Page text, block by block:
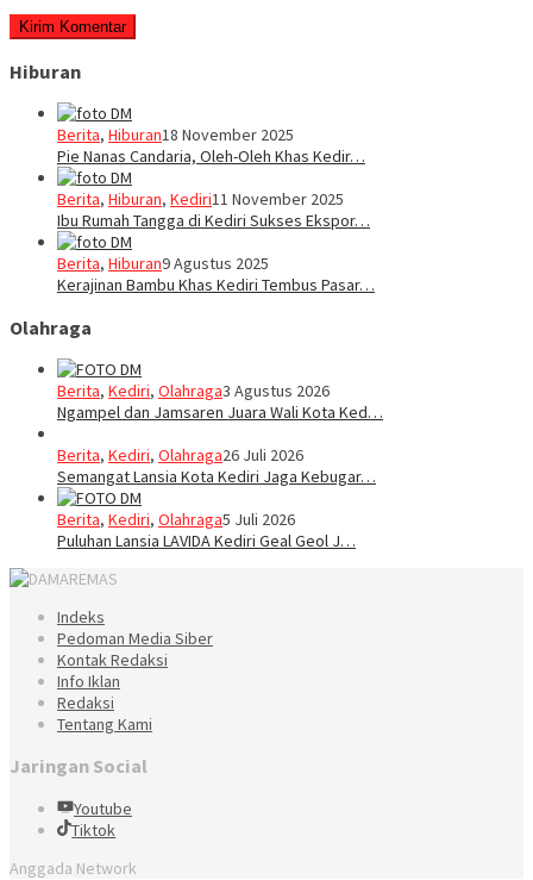
Hiburan
Berita, Hiburan18 November 2025
Pie Nanas Candaria, Oleh-Oleh Khas Kedir…
Berita, Hiburan, Kediri11 November 2025
Ibu Rumah Tangga di Kediri Sukses Ekspor…
Berita, Hiburan9 Agustus 2025
Kerajinan Bambu Khas Kediri Tembus Pasar…
Olahraga
Berita, Kediri, Olahraga3 Agustus 2026
Ngampel dan Jamsaren Juara Wali Kota Ked…
Berita, Kediri, Olahraga26 Juli 2026
Semangat Lansia Kota Kediri Jaga Kebugar…
Berita, Kediri, Olahraga5 Juli 2026
Puluhan Lansia LAVIDA Kediri Geal Geol J…
Indeks
Pedoman Media Siber
Kontak Redaksi
Info Iklan
Redaksi
Tentang Kami
Jaringan Social
Youtube
Tiktok
Anggada Network